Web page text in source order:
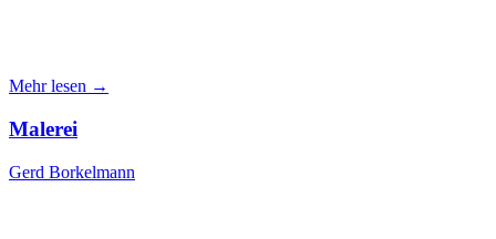
Mehr lesen →
Malerei
Gerd Borkelmann